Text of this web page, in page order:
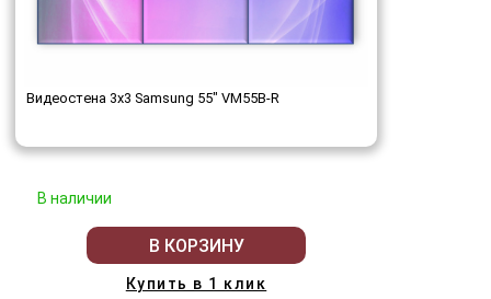
Видеостена 3x3 Samsung 55" VM55B-R
В наличии
В КОРЗИНУ
Купить в 1 клик